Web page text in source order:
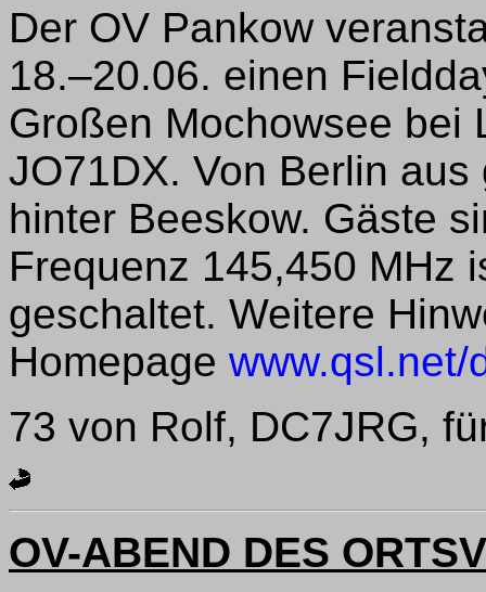
Der OV Pankow
18.–20.06. einen
Großen Mochowsee bei
JO71DX. Von Berlin
hinter Beeskow. Gäste
Frequenz 145,450 MHz
geschaltet. Weitere
Homepage www.qsl.net/
73 von Rolf, DC7JRG,
OV-ABEND DES